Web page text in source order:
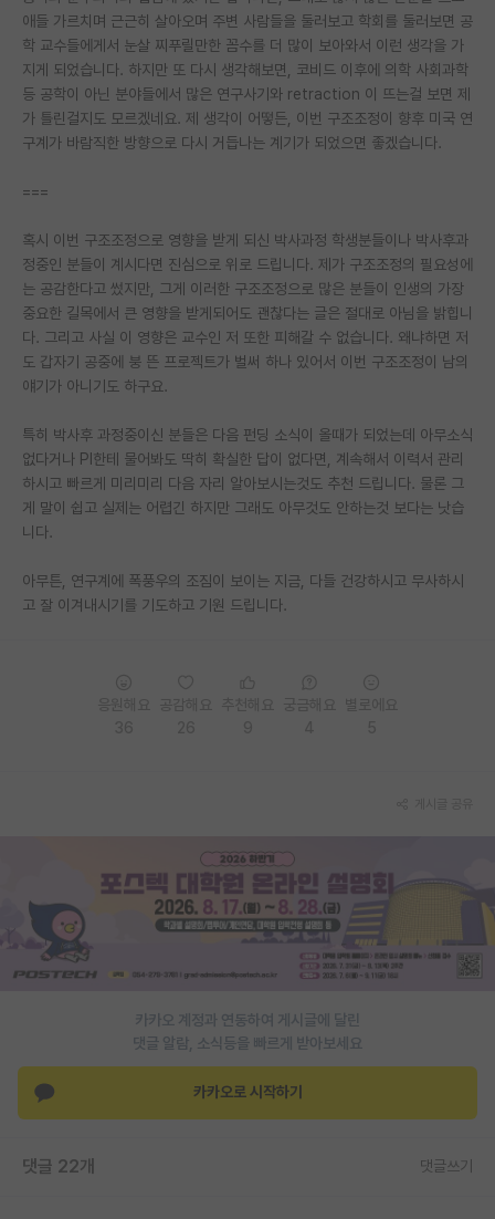
애들 가르치며 근근히 살아오며 주변 사람들을 둘러보고 학회를 둘러보면 공
학 교수들에게서 눈살 찌푸릴만한 꼼수를 더 많이 보아와서 이런 생각을 가
지게 되었습니다. 하지만 또 다시 생각해보면, 코비드 이후에 의학 사회과학
등 공학이 아닌 분야들에서 많은 연구사기와 retraction 이 뜨는걸 보면 제
가 틀린걸지도 모르겠네요. 제 생각이 어떻든, 이번 구조조정이 향후 미국 연
구계가 바람직한 방향으로 다시 거듭나는 계기가 되었으면 좋겠습니다.
===
혹시 이번 구조조정으로 영향을 받게 되신 박사과정 학생분들이나 박사후과
정중인 분들이 계시다면 진심으로 위로 드립니다. 제가 구조조정의 필요성에
는 공감한다고 썼지만, 그게 이러한 구조조정으로 많은 분들이 인생의 가장
중요한 길목에서 큰 영향을 받게되어도 괜찮다는 글은 절대로 아님을 밝힙니
다. 그리고 사실 이 영향은 교수인 저 또한 피해갈 수 없습니다. 왜냐하면 저
도 갑자기 공중에 붕 뜬 프로젝트가 벌써 하나 있어서 이번 구조조정이 남의
얘기가 아니기도 하구요.
특히 박사후 과정중이신 분들은 다음 펀딩 소식이 올때가 되었는데 아무소식
없다거나 PI한테 물어봐도 딱히 확실한 답이 없다면, 계속해서 이력서 관리
하시고 빠르게 미리미리 다음 자리 알아보시는것도 추천 드립니다. 물론 그
게 말이 쉽고 실제는 어렵긴 하지만 그래도 아무것도 안하는것 보다는 낫습
니다.
아무튼, 연구계에 폭풍우의 조짐이 보이는 지금, 다들 건강하시고 무사하시
고 잘 이겨내시기를 기도하고 기원 드립니다.
카카오 계정과 연동하여 게시글에 달린
댓글 알람, 소식등을 빠르게 받아보세요
카카오로 시작하기
댓글 22개 댓글쓰기